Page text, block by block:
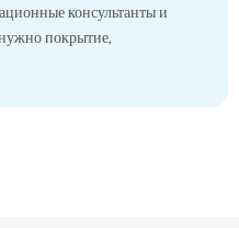
консультанты и
покрытие,